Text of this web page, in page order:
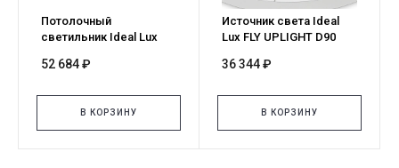
Потолочный
светильник Ideal Lux
BIANCO 2700K 341309
52 684 ₽
В КОРЗИНУ
Источник света Ideal
Lux FLY UPLIGHT D90
36 344 ₽
В КОРЗИНУ